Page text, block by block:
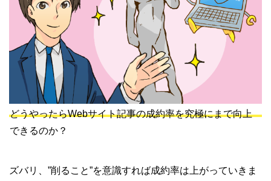
どうやったらWebサイト記事の成約率を究極にまで向上
できるのか？
ズバリ、”削ること”を意識すれば成約率は上がっていきま